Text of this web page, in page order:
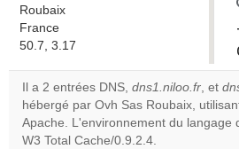
Roubaix
France
50.7, 3.17
Il a 2 entrées DNS, dns1.niloo.fr, et
hébergé par Ovh Sas Roubaix,
Apache. L'environnement du langage
W3 Total Cache/0.9.2.4.